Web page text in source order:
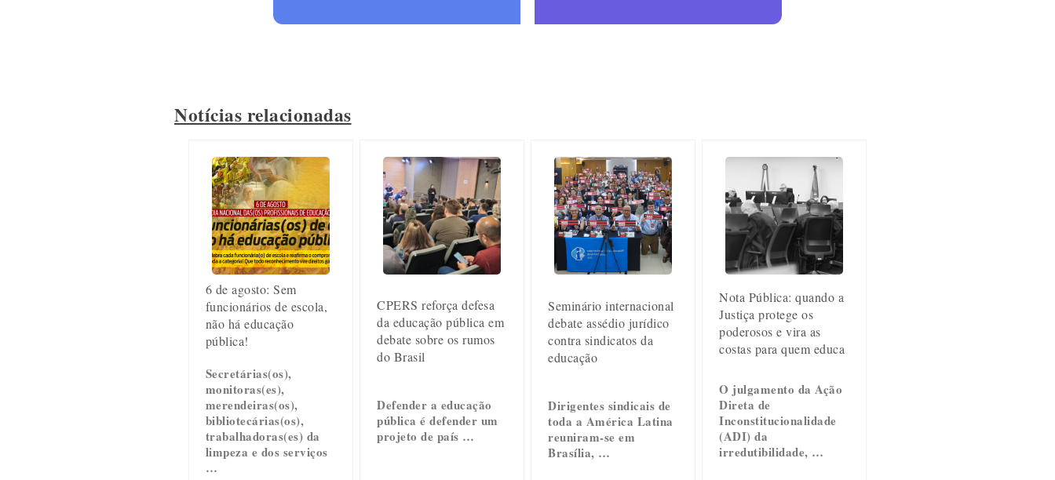
Notícias relacionadas
6 de agosto: Sem
funcionários de escola,
não há educação
pública!
Secretárias(os),
monitoras(es),
merendeiras(os),
bibliotecárias(os),
trabalhadoras(es) da
limpeza e dos serviços
…
CPERS reforça defesa
da educação pública em
debate sobre os rumos
do Brasil
Defender a educação
pública é defender um
projeto de país …
Seminário internacional
debate assédio jurídico
contra sindicatos da
educação
Dirigentes sindicais de
toda a América Latina
reuniram-se em
Brasília, …
Nota Pública: quando a
Justiça protege os
poderosos e vira as
costas para quem educa
O julgamento da Ação
Direta de
Inconstitucionalidade
(ADI) da
irredutibilidade, …